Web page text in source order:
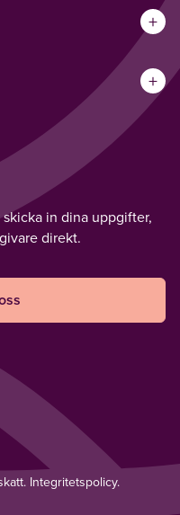
+
+
in dina uppgifter,
direkt.
Integritetspolicy.